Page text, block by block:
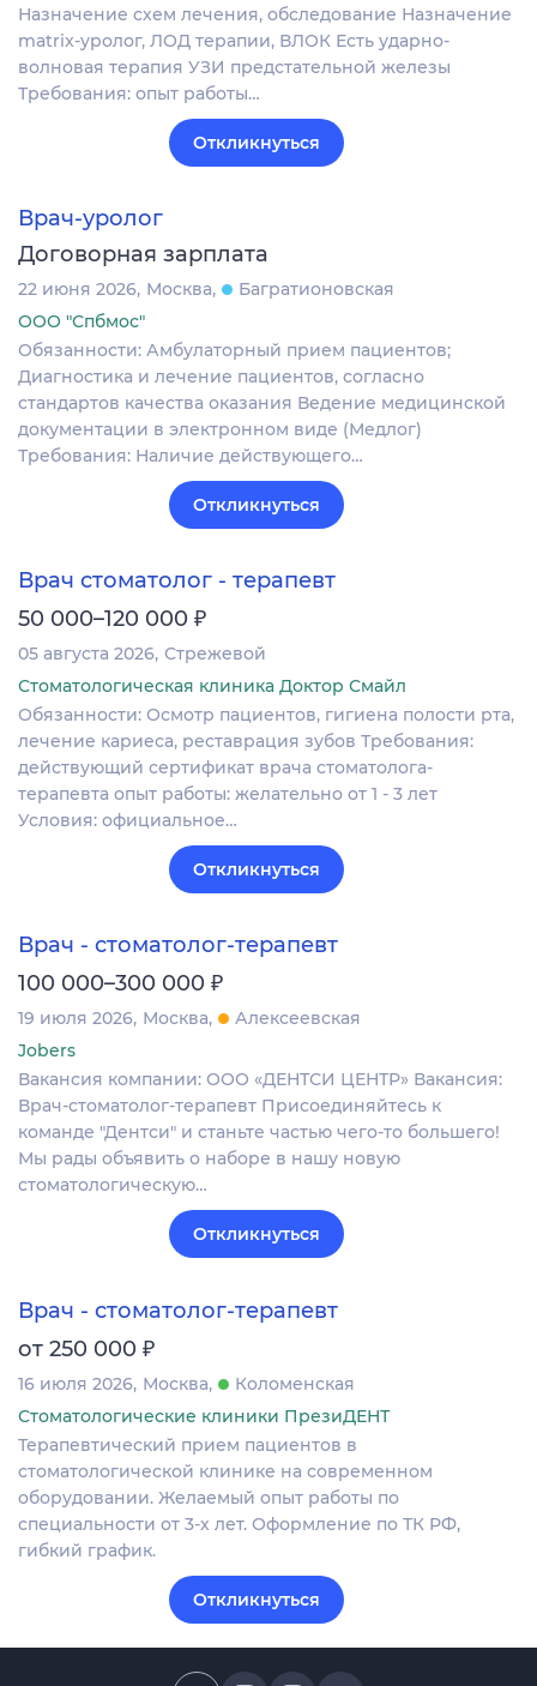
Назначение схем лечения, обследование Назначение
matrix-уролог, ЛОД терапии, ВЛОК Есть ударно-
волновая терапия УЗИ предстательной железы
Требования: опыт работы…
Откликнуться
Врач-уролог
Договорная зарплата
22 июня 2026 Москва
Багратионовская
ООО "Спбмос"
Обязанности: Амбулаторный прием пациентов;
Диагностика и лечение пациентов, согласно
стандартов качества оказания Ведение медицинской
документации в электронном виде (Медлог)
Требования: Наличие действующего…
Откликнуться
Врач стоматолог - терапевт
50 000–120 000 ₽
05 августа 2026 Стрежевой
Стоматологическая клиника Доктор Смайл
Обязанности: Осмотр пациентов, гигиена полости рта,
лечение кариеса, реставрация зубов Требования:
действующий сертификат врача стоматолога-
терапевта опыт работы: желательно от 1 - 3 лет
Условия: официальное…
Откликнуться
Врач - стоматолог-терапевт
100 000–300 000 ₽
19 июля 2026 Москва
Алексеевская
Jobers
Вакансия компании: ООО «ДЕНТСИ ЦЕНТР» Вакансия:
Врач-стоматолог-терапевт Присоединяйтесь к
команде "Дентси" и станьте частью чего-то большего!
Мы рады объявить о наборе в нашу новую
стоматологическую…
Откликнуться
Врач - стоматолог-терапевт
от 250 000 ₽
16 июля 2026 Москва
Коломенская
Стоматологические клиники ПрезиДЕНТ
Терапевтический прием пациентов в
стоматологической клинике на современном
оборудовании. Желаемый опыт работы по
специальности от 3-х лет. Оформление по ТК РФ,
гибкий график.
Откликнуться